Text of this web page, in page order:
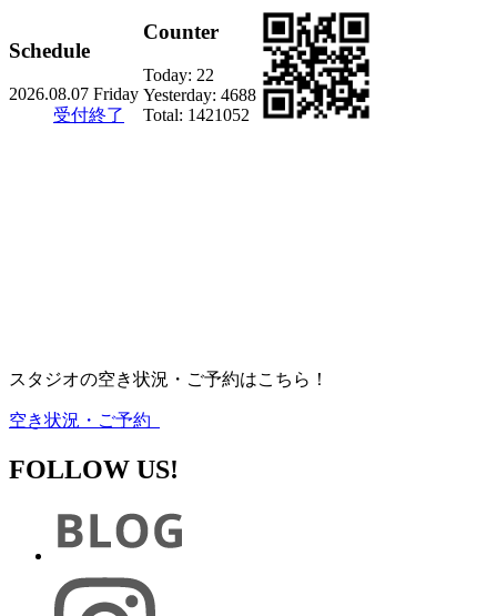
Schedule
2026.08.07 Friday
受付終了
Counter
Today: 22
Yesterday: 4688
Total: 1421052
スタジオの空き状況・ご予約はこちら！
空き状況・ご予約
FOLLOW US!